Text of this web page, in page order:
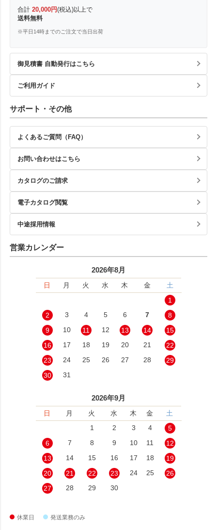
合計 20,000円(税込)以上で
送料無料
※平日14時までのご注文で当日出荷
御見積書 自動発行はこちら
ご利用ガイド
サポート・その他
よくあるご質問（FAQ）
お問い合わせはこちら
カタログのご請求
電子カタログ閲覧
中途採用情報
営業カレンダー
2026年8月
日 月 火 水 木 金
土
1
2
3 4 5 6 7
8
9
10 11 12 13 14
15
16
17 18 19 20 21
22
23
24 25 26 27 28
29
30
31
2026年9月
日 月 火 水 木 金
土
1
2 3 4
5
6
7 8 9 10 11
12
13
14 15 16 17 18
19
20
21 22 23 24 25
26
27
28 29 30
休業日 発送業務のみ